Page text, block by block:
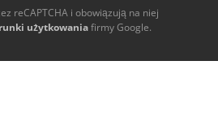
reCAPTCHA i obowiązują na niej
użytkowaniafirmy Google.